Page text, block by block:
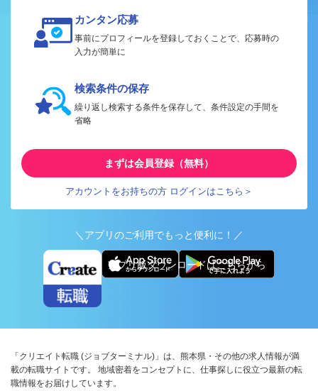
カンタン応募
事前にプロフィールを登録しておくことで、応募時の
入力が簡単に
検索条件の保存
繰り返し検索する条件を保存して、条件設定の手間を
省略
まずは会員登録（無料）
アカウントをお持ちの方 ログインはこちら＞
＼アプリのご利用でもっと便利に！／
アプリ版ダウンロードはこちらから
「クリエイト転職 (ジョブターミナル)」は、熊本県・その他の求人情報が満
載の転職サイトです。 地域密着をコンセプトに、仕事探しに役立つ最新の転
職情報をお届けしています。